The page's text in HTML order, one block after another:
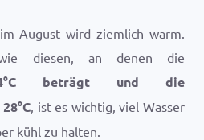
August wird ziemlich warm.
diesen, an denen die
°C beträgt und die
28°C, ist es wichtig, viel Wasser
kühl zu halten.